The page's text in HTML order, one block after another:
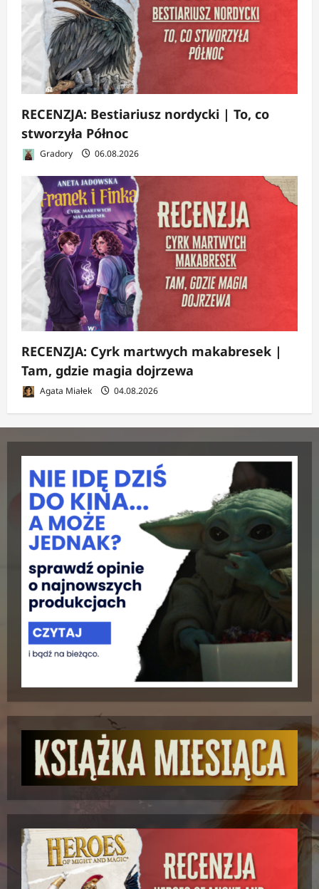
RECENZJA: Bestiariusz nordycki | To, co
stworzyła Północ
Gradory 06.08.2026
RECENZJA: Cyrk martwych makabresek |
Tam, gdzie magia dojrzewa
Agata Miałek 04.08.2026